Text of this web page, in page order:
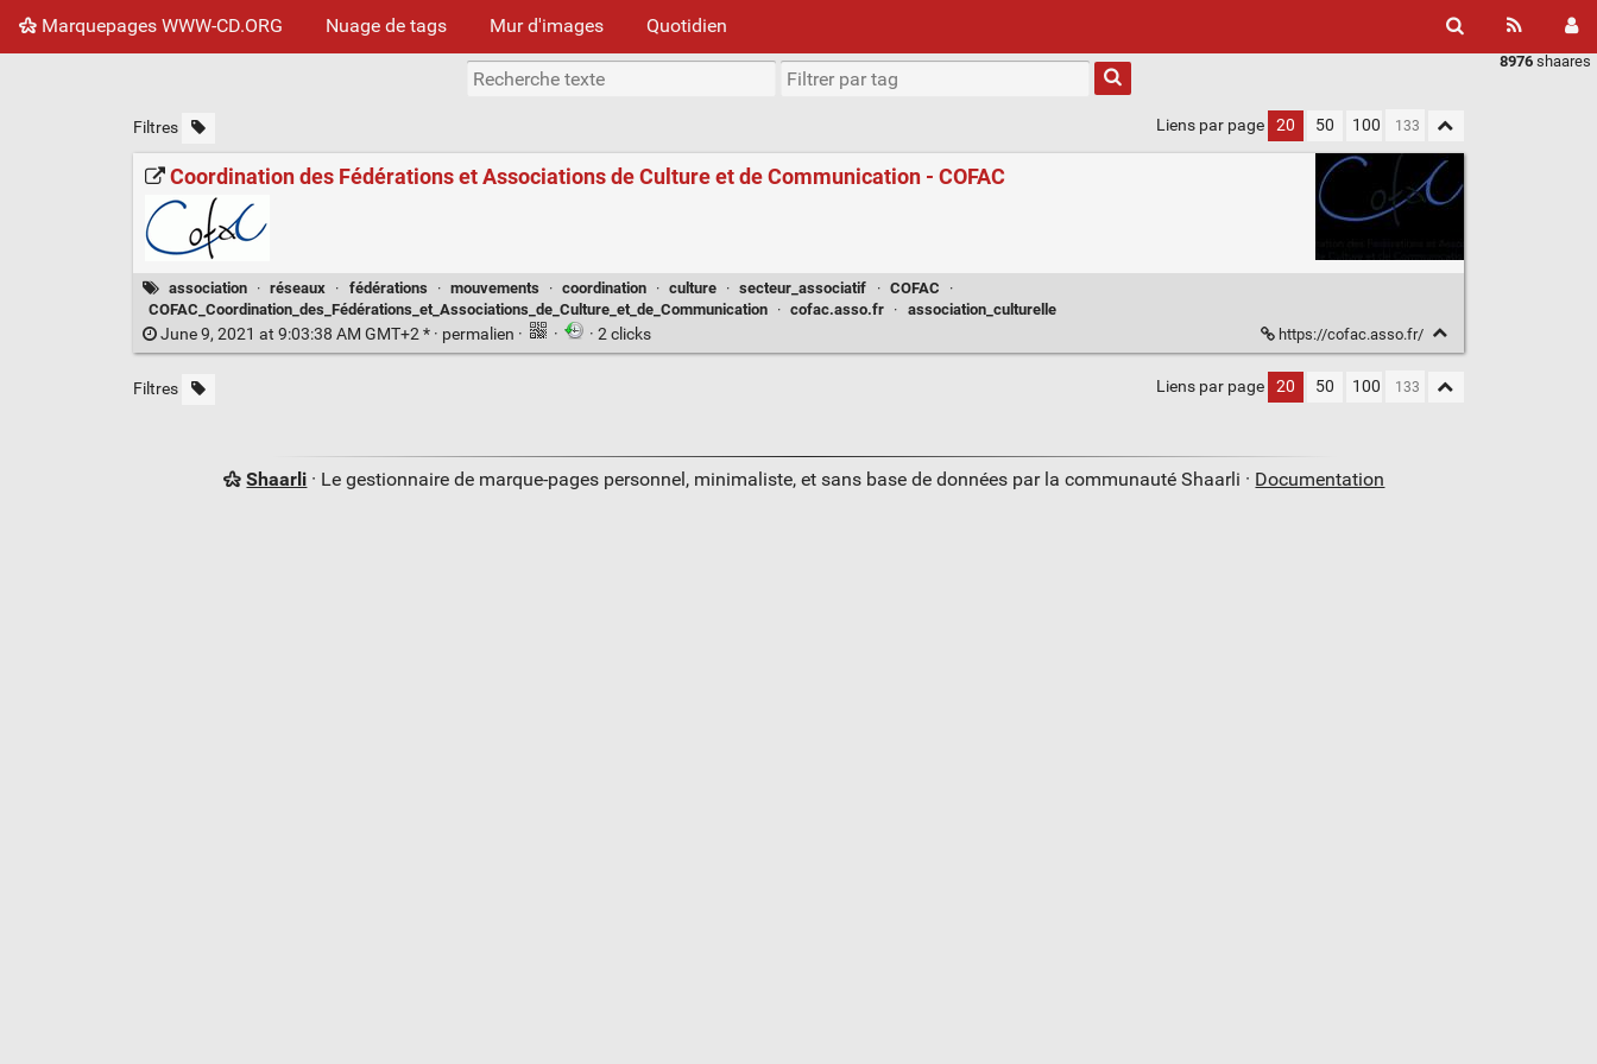
Marquepages WWW-CD.ORG Nuage de tags Mur d'images Quotidien
8976 shaares
Filtres Liens par page 20 50 100
Coordination des Fédérations et Associations de Culture et de Communication - COFAC
association · réseaux · fédérations · mouvements · coordination · culture · secteur_associatif · COFAC
·
COFAC_Coordination_des_Fédérations_et_Associations_de_Culture_et_de_Communication · cofac.asso.fr · association_culturelle
June 9, 2021 at 9:03:38 AM GMT+2 * · permalien · · · 2 clicks https://cofac.asso.fr/
Filtres Liens par page 20 50 100
Shaarli · Le gestionnaire de marque-pages personnel, minimaliste, et sans base de données par la communauté Shaarli · Documentation